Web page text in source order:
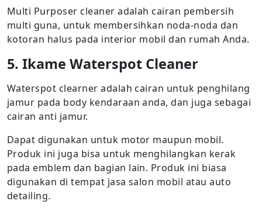
Multi Purposer cleaner adalah cairan pembersih
multi guna, untuk membersihkan noda-noda dan
kotoran halus pada interior mobil dan rumah Anda.
5. Ikame Waterspot Cleaner
Waterspot clearner adalah cairan untuk penghilang
jamur pada body kendaraan anda, dan juga sebagai
cairan anti jamur.
Dapat digunakan untuk motor maupun mobil.
Produk ini juga bisa untuk menghilangkan kerak
pada emblem dan bagian lain. Produk ini biasa
digunakan di tempat jasa salon mobil atau auto
detailing.